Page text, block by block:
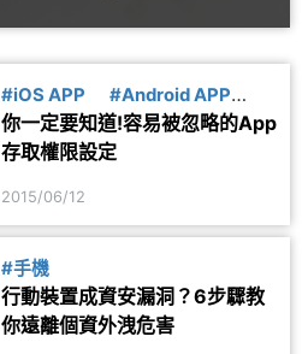
#iOS APP
#Android APP
#Windows APP
你一定要知道!容易被忽略的App
存取權限設定
2015/06/12
#手機
行動裝置成資安漏洞？6步驟教
你遠離個資外洩危害